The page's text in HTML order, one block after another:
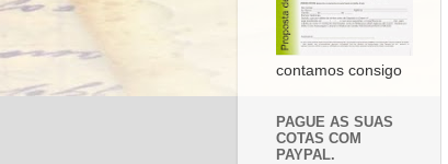
contamos consigo
PAGUE AS SUAS
COTAS COM
PAYPAL.